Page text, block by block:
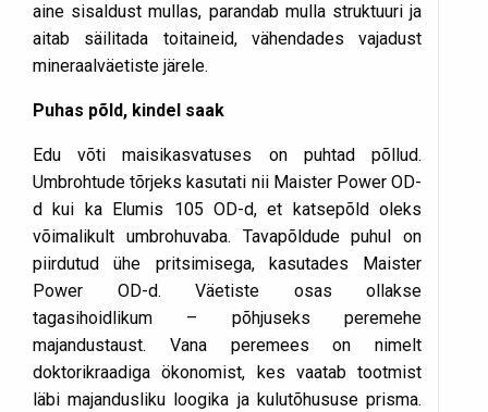
aine sisaldust mullas, parandab mulla struktuuri ja
aitab säilitada toitaineid, vähendades vajadust
mineraalväetiste järele.
Puhas põld, kindel saak
Edu võti maisikasvatuses on puhtad põllud.
Umbrohtude tõrjeks kasutati nii Maister Power OD-
d kui ka Elumis 105 OD-d, et katsepõld oleks
võimalikult umbrohuvaba. Tavapõldude puhul on
piirdutud ühe pritsimisega, kasutades Maister
Power OD-d. Väetiste osas ollakse
tagasihoidlikum – põhjuseks peremehe
majandustaust. Vana peremees on nimelt
doktorikraadiga ökonomist, kes vaatab tootmist
läbi majandusliku loogika ja kulutõhususe prisma.